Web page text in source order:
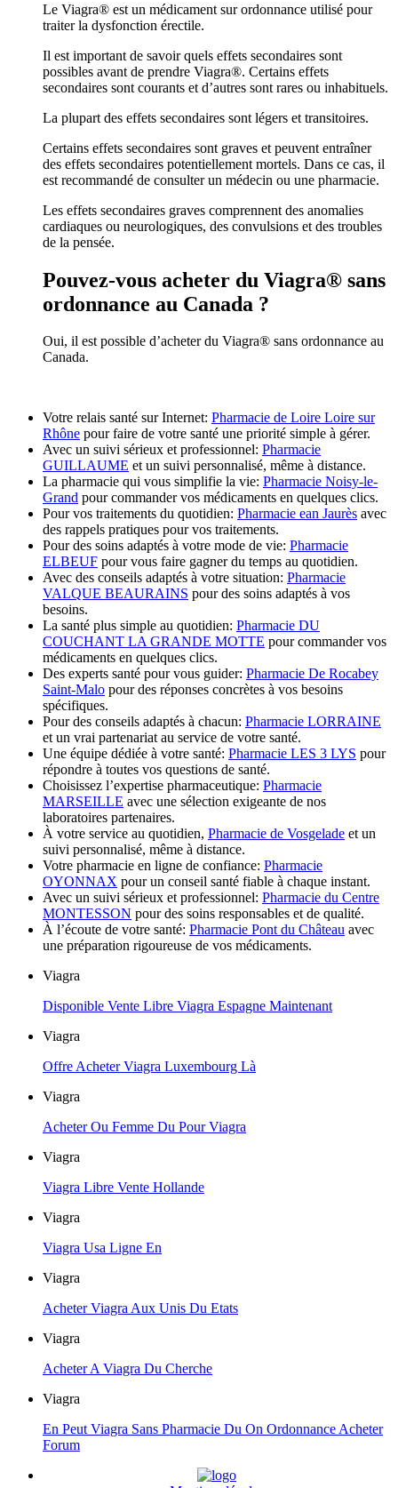
Le Viagra® est un médicament sur ordonnance utilisé pour
traiter la dysfonction érectile.
Il est important de savoir quels effets secondaires sont
possibles avant de prendre Viagra®. Certains effets
secondaires sont courants et d’autres sont rares ou inhabituels.
La plupart des effets secondaires sont légers et transitoires.
Certains effets secondaires sont graves et peuvent entraîner
des effets secondaires potentiellement mortels. Dans ce cas, il
est recommandé de consulter un médecin ou une pharmacie.
Les effets secondaires graves comprennent des anomalies
cardiaques ou neurologiques, des convulsions et des troubles
de la pensée.
Pouvez-vous acheter du Viagra® sans
ordonnance au Canada ?
Oui, il est possible d’acheter du Viagra® sans ordonnance au
Canada.
Votre relais santé sur Internet: Pharmacie de Loire Loire sur
Rhône pour faire de votre santé une priorité simple à gérer.
Avec un suivi sérieux et professionnel: Pharmacie
GUILLAUME et un suivi personnalisé, même à distance.
La pharmacie qui vous simplifie la vie: Pharmacie Noisy-le-
Grand pour commander vos médicaments en quelques clics.
Pour vos traitements du quotidien: Pharmacie ean Jaurès avec
des rappels pratiques pour vos traitements.
Pour des soins adaptés à votre mode de vie: Pharmacie
ELBEUF pour vous faire gagner du temps au quotidien.
Avec des conseils adaptés à votre situation: Pharmacie
VALQUE BEAURAINS pour des soins adaptés à vos
besoins.
La santé plus simple au quotidien: Pharmacie DU
COUCHANT LA GRANDE MOTTE pour commander vos
médicaments en quelques clics.
Des experts santé pour vous guider: Pharmacie De Rocabey
Saint-Malo pour des réponses concrètes à vos besoins
spécifiques.
Pour des conseils adaptés à chacun: Pharmacie LORRAINE
et un vrai partenariat au service de votre santé.
Une équipe dédiée à votre santé: Pharmacie LES 3 LYS pour
répondre à toutes vos questions de santé.
Choisissez l’expertise pharmaceutique: Pharmacie
MARSEILLE avec une sélection exigeante de nos
laboratoires partenaires.
À votre service au quotidien, Pharmacie de Vosgelade et un
suivi personnalisé, même à distance.
Votre pharmacie en ligne de confiance: Pharmacie
OYONNAX pour un conseil santé fiable à chaque instant.
Avec un suivi sérieux et professionnel: Pharmacie du Centre
MONTESSON pour des soins responsables et de qualité.
À l’écoute de votre santé: Pharmacie Pont du Château avec
une préparation rigoureuse de vos médicaments.
Viagra
Disponible Vente Libre Viagra Espagne Maintenant
Viagra
Offre Acheter Viagra Luxembourg Là
Viagra
Acheter Ou Femme Du Pour Viagra
Viagra
Viagra Libre Vente Hollande
Viagra
Viagra Usa Ligne En
Viagra
Acheter Viagra Aux Unis Du Etats
Viagra
Acheter A Viagra Du Cherche
Viagra
En Peut Viagra Sans Pharmacie Du On Ordonnance Acheter
Forum